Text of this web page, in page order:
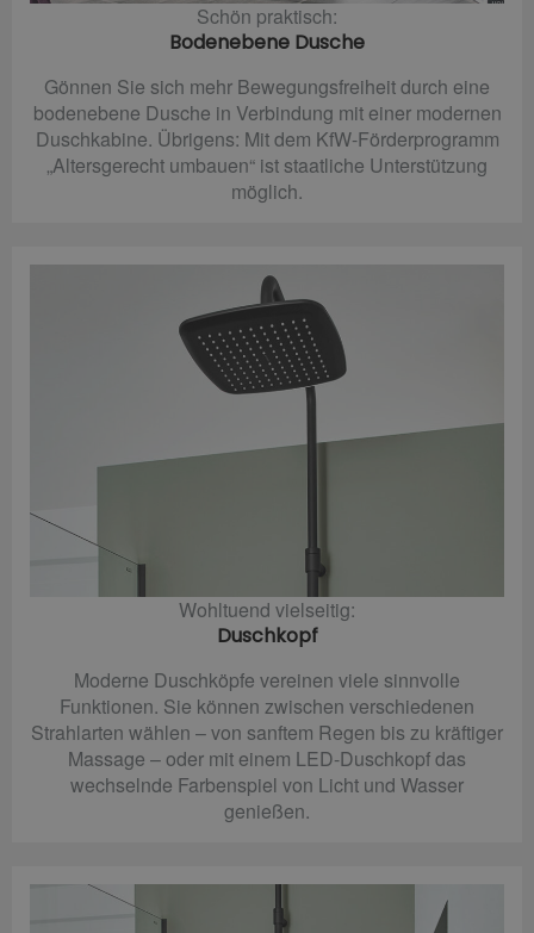
Schön praktisch:
Bodenebene Dusche
Gönnen Sie sich mehr Bewegungsfreiheit durch eine
bodenebene Dusche in Verbindung mit einer modernen
Duschkabine. Übrigens: Mit dem KfW-Förderprogramm
„Altersgerecht umbauen“ ist staatliche Unterstützung
möglich.
Wohltuend vielseitig:
Duschkopf
Moderne Duschköpfe vereinen viele sinnvolle
Funktionen. Sie können zwischen verschiedenen
Strahlarten wählen – von sanftem Regen bis zu kräftiger
Massage – oder mit einem LED-Duschkopf das
wechselnde Farbenspiel von Licht und Wasser
genießen.